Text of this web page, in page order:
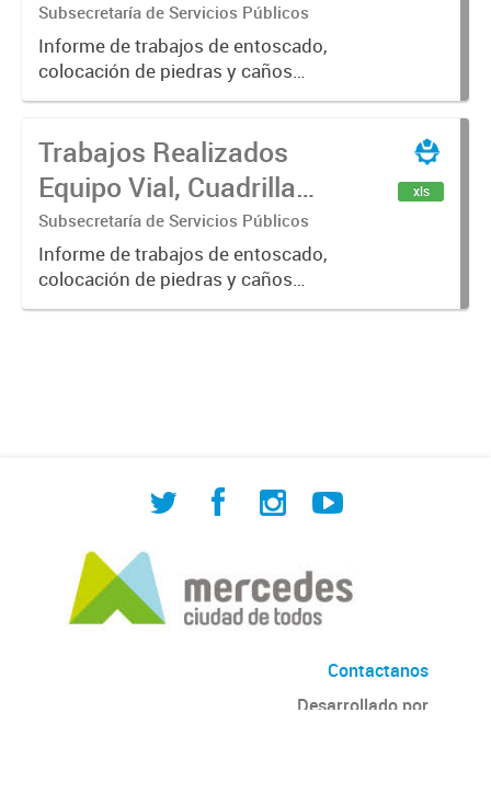
Subsecretaría de Servicios Públicos
Informe de trabajos de entoscado,
colocación de piedras y caños
(zanjeo - cruce de calles) Informe
construcción, colocación de tapa
registro, reparación...
Trabajos Realizados
Equipo Vial, Cuadrilla
Bacheo, Servicio
Eléctrico - Noviembre
2021
Subsecretaría de Servicios Públicos
Informe de trabajos de entoscado,
colocación de piedras y caños
(zanjeo - cruce de calles) Informe
xls
Contactanos
Desarrollado por